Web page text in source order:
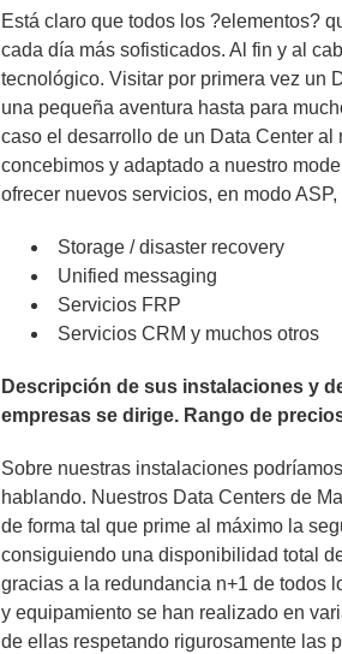
Está claro que todos los ?elementos?
cada día más sofisticados. Al fin y al
tecnológico. Visitar por primera vez un
una pequeña aventura hasta para
caso el desarrollo de un Data Center al
concebimos y adaptado a nuestro
ofrecer nuevos servicios, en modo
Storage / disaster recovery
Unified messaging
Servicios FRP
Servicios CRM y muchos otros
Descripción de sus instalaciones y
empresas se dirige. Rango de
Sobre nuestras instalaciones
hablando. Nuestros Data Centers de
de forma tal que prime al máximo la
consiguiendo una disponibilidad total
gracias a la redundancia n+1 de todos
y equipamiento se han realizado en
de ellas respetando rigurosamente las